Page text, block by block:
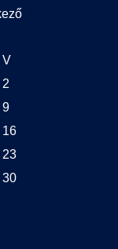
V
2
9
16
23
30